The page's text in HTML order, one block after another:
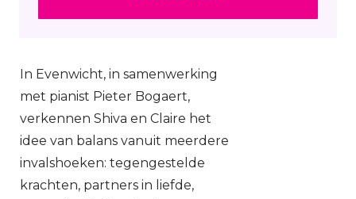
In Evenwicht, in samenwerking
met pianist Pieter Bogaert,
verkennen Shiva en Claire het
idee van balans vanuit meerdere
invalshoeken: tegengestelde
krachten, partners in liefde,